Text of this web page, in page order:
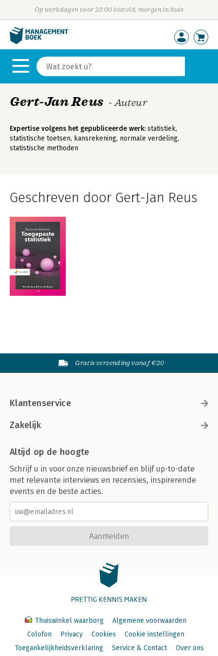
Op werkdagen voor 23:00 besteld, morgen in huis
Gert-Jan Reus - Auteur
Expertise volgens het gepubliceerde werk: statistiek,
statistische toetsen, kansrekening, normale verdeling,
statistische methoden
Geschreven door Gert-Jan Reus
Gratis verzending vanaf €20
Klantenservice
Zakelijk
Altijd op de hoogte
Schrijf u in voor onze nieuwsbrief en blijf up-to-date
met relevante interviews en recensies, inspirerende
events en de beste acties.
Aanmelden
PRETTIG KENNIS MAKEN
Thuiswinkel waarborg
Algemene voorwaarden
Colofon
Privacy Cookies
Cookie instellingen
Toegankelijkheidsverklaring
Service & Contact Over ons